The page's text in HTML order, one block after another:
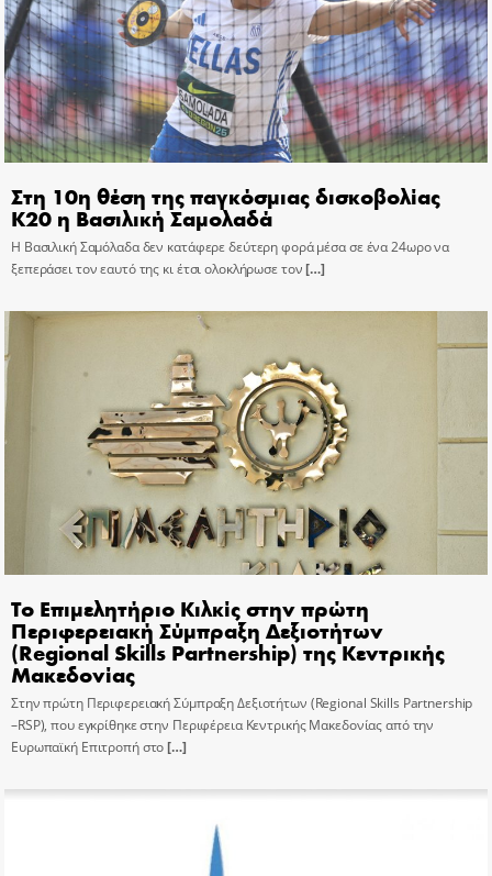
Στη 10η θέση της παγκόσμιας δισκοβολίας
Κ20 η Βασιλική Σαμολαδά
Η Βασιλική Σαμόλαδα δεν κατάφερε δεύτερη φορά μέσα σε ένα 24ωρο να
ξεπεράσει τον εαυτό της κι έτσι ολοκλήρωσε τον[…]
Το Επιμελητήριο Κιλκίς στην πρώτη
Περιφερειακή Σύμπραξη Δεξιοτήτων
(Regional Skills Partnership) της Κεντρικής
Μακεδονίας
Στην πρώτη Περιφερειακή Σύμπραξη Δεξιοτήτων (Regional Skills Partnership
–RSP), που εγκρίθηκε στην Περιφέρεια Κεντρικής Μακεδονίας από την
Ευρωπαϊκή Επιτροπή στο[…]